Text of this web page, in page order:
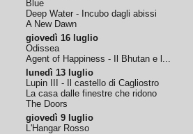
Blue
Deep Water - Incubo dagli abissi
A New Dawn
giovedì 16 luglio
Odissea
Agent of Happiness - Il Bhutan e l...
lunedì 13 luglio
Lupin III - Il castello di Cagliostro
La casa dalle finestre che ridono
The Doors
giovedì 9 luglio
L'Hangar Rosso